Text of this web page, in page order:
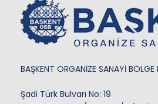
BAŞKENT ORGANİZE SANAYİ BÖLGE
Şadi Türk Bulvarı No: 19